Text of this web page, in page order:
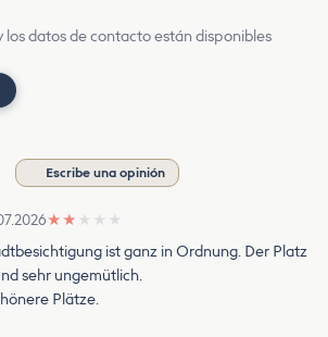
los datos de contacto están disponibles
Escribe una opinión
★ ★ ★ ★ ★
ist ganz in Ordnung. Der Platz
sehr ungemütlich.
Plätze.